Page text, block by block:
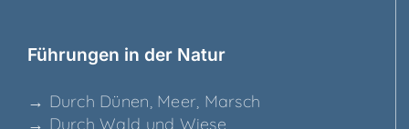
Füh­run­gen in der Natur
→ Durch Dünen, Meer, Marsch
→ Durch Wald und Wiese